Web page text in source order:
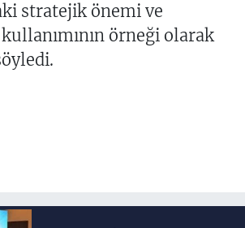
stratejik önemi ve
örneği olarak